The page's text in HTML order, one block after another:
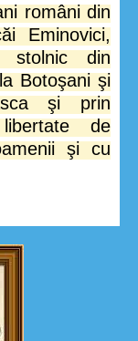
români din
Eminovici,
stolnic din
Botoşani şi
şi prin
de
şi cu